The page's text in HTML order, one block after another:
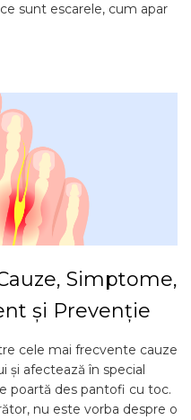
sunt escarele, cum apar
Simptome,
și Prevenție
cele mai frecvente cauze
și afectează în special
poartă des pantofi cu toc.
nu este vorba despre o